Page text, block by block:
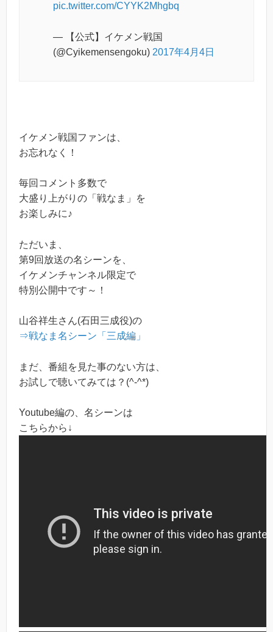
pic.twitter.com/CYYK2Mhgbq
— 【公式】イケメン戦国
(@Cyikemensengoku) 2017年4月4日
イケメン戦国ファンは、
お忘れなく！
毎回コメント多数で
大盛り上がりの「戦なま」を
お楽しみに♪
ただいま、
第9回放送の名シーンを、
イケメンチャンネル限定で
特別公開中です～！
山谷祥生さん(石田三成役)の
⇒戦なま名シーン「三成編」
まだ、番組を見た事のない方は、
お試しで聴いてみては？(^-^*)
Youtube編の、名シーンは
こちらから↓